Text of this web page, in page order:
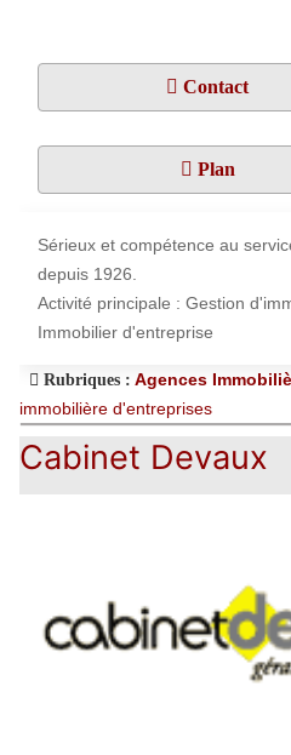
Contact
Plan
Sérieux et compétence au
depuis 1926.
Activité principale : Gestion
Immobilier d'entreprise
Rubriques : Agences
immobilière d'entreprises
Cabinet Devaux